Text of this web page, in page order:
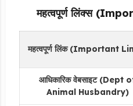
महत्वपूर्ण लिंक्स
महत्वपूर्ण लिंक (Important
आधिकारिक वेबसाइट (Dept
Animal Husbandry)